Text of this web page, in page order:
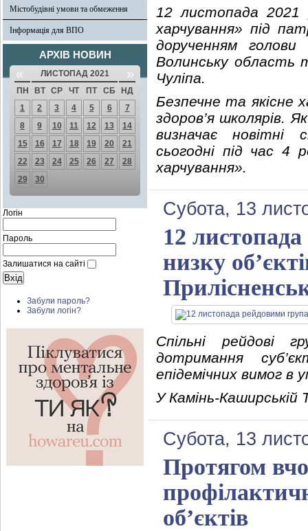
Містобудівні умови та обмеження
Інформація для ВПО
АРХІВ НОВИН
« ЛИСТОПАД 2021 »
ПН ВТ СР ЧТ ПТ СБ
НД
1
2 3 4 5 6
7
8
9 10 11 12 13
14
15
16 17 18 19 20
21
22
23 24 25 26 27
28
29
30
Логін
Пароль
Залишатися на сайті
Забули пароль?
Забули логін?
12 листопада 2021
харчування» під
дорученням голови
Волинську область
Чуліпа.
Безпечне та якісне
здоров’я школярів.
визначає новітні
сьогодні під час 4
харчування».
Субота, 13
12
низку
Спільні рейдові
дотримання
епідемічних вимог в
У Камінь-
Субота, 13
Протягом
об’єктів